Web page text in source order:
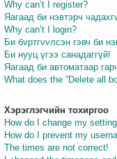
Why can’t I register?
Яагаад би нэвтэрч
Why can’t I login?
Би бvртгvvлсэн гэвч би
Би нууц үгээ санадаггүй!
Яагаад би автоматаар
What does the “Delete all
Хэрэглэгчийн тохиргоо
How do I change my
How do I prevent my
The times are not correct!